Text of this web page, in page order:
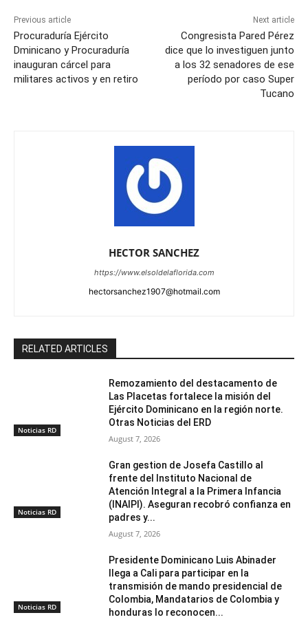
Previous article
Procuraduría Ejército
Dminicano y Procuraduría
inauguran cárcel para
militares activos y en retiro
Next article
Congresista Pared Pérez
dice que lo investiguen junto
a los 32 senadores de ese
período por caso Super
Tucano
HECTOR SANCHEZ
https://www.elsoldelaflorida.com
hectorsanchez1907@hotmail.com
RELATED ARTICLES
Noticias RD
Remozamiento del destacamento de
Las Placetas fortalece la misión del
Ejército Dominicano en la región norte.
Otras Noticias del ERD
August 7, 2026
Noticias RD
Gran gestion de Josefa Castillo al
frente del Instituto Nacional de
Atención Integral a la Primera Infancia
(INAIPI). Aseguran recobró confianza en
padres y...
August 7, 2026
Noticias RD
Presidente Dominicano Luis Abinader
llega a Cali para participar en la
transmisión de mando presidencial de
Colombia, Mandatarios de Colombia y
honduras lo reconocen...